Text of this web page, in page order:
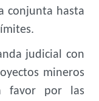
conjunta hasta
judicial con
mineros
favor por las